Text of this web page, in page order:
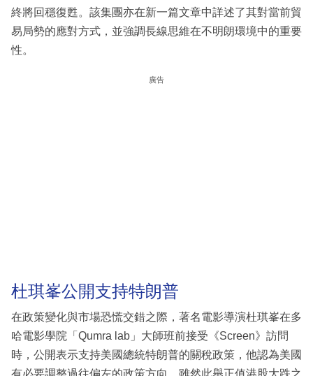
終將回穩復甦。該集團亦在新一篇文章中詳述了其對當前貿
易局勢的應對方式，並強調長線思維在不明朗環境中的重要
性。
廣告
杜琪峯公開支持特朗普
在政策變化與市場恐慌交錯之際，著名電影導演杜琪峯在多
哈電影學院「Qumra lab」大師班前接受《Screen》訪問
時，公開表示支持美國總統特朗普的關稅政策，他認為美國